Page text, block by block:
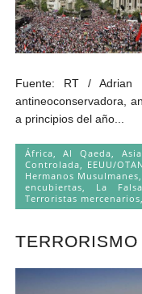
Fuente: RT / Adrian
antineoconservadora,
a principios del año...
África,Al Qaeda,
Controlada, EEUU/
Hermanos Musulmanes,
encubiertas, La
Terroristas mercenarios,